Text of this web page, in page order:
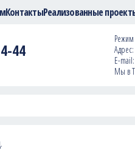
КонтактыРеализованные
44
Адрес:
E-mail:
Мы в